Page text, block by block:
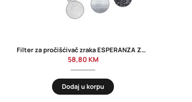
Filter za pročišćivač zraka ESPERANZA ZEPHYR EHP002SP
58,80 KM
Dodaj u korpu